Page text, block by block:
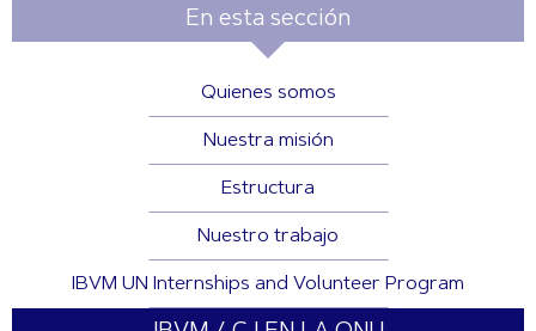
En esta sección
Quienes somos
Nuestra misión
Estructura
Nuestro trabajo
IBVM UN Internships and Volunteer Program